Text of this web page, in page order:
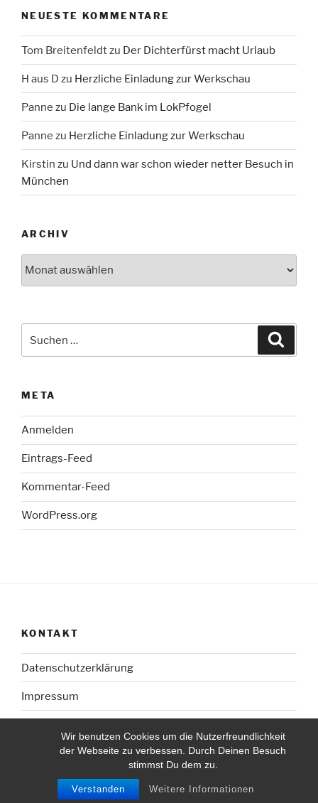
Wir benutzen Cookies um die Nutzerfreundlichkeit
der Webseite zu verbessen. Durch Deinen Besuch
stimmst Du dem zu.
Verstanden Weitere Informationen
NEUESTE KOMMENTARE
Tom Breitenfeldtzu Der Dichterfürst macht Urlaub
H aus D zu Herzliche Einladung zur Werkschau
Panne zu Die lange Bank im LokPfogel
Panne zu Herzliche Einladung zur Werkschau
Kirstin zu Und dann war schon wieder netter Besuch in
München
ARCHIV
META
Anmelden
Eintrags-Feed
Kommentar-Feed
WordPress.org
KONTAKT
Datenschutzerklärung
Impressum
Mit Stolz präsentiert von WordPress